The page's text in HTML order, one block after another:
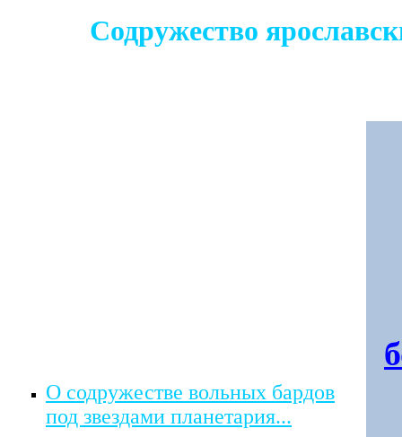
Содружество
О содружестве вольных бардов
под звездами планетария...